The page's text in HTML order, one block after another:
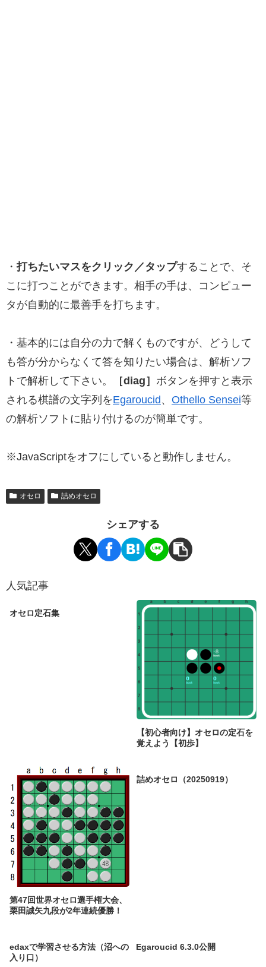
・打ちたいマスをクリック／タップすることで、そ
こに打つことができます。相手の手は、コンピュー
タが自動的に最善手を打ちます。
・基本的には自分の力で解くものですが、どうして
も答が分からなくて答を知りたい場合は、解析ソフ
トで解析して下さい。
［diag］ ボタンを押すと表示
される棋譜の文字列をEgaroucid、 Othello Sensei等
の解析ソフトに貼り付けるのが簡単です。
※JavaScriptをオフにしていると動作しません。
オセロ 詰めオセロ
シェアする
人気記事
オセロ定石集
【初心者向け】オセロの定石を
覚えよう【初歩】
第47回世界オセロ選手権大会、
栗田誠矢九段が2年連続優勝！
詰めオセロ（20250919）
edaxで学習させる方法（沼への
入り口）
Egaroucid 6.3.0公開